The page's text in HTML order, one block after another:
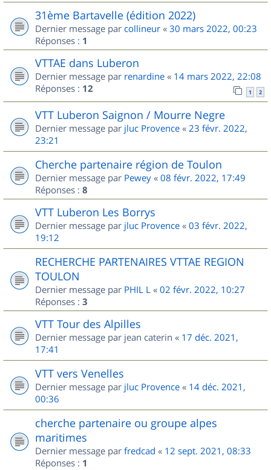
31ème Bartavelle (édition 2022)
Dernier message par collineur « 30 mars 2022, 00:23
Réponses : 1
VTTAE dans Luberon
Dernier message par renardine « 14 mars 2022, 22:08
Réponses : 12 1 2
VTT Luberon Saignon / Mourre Negre
Dernier message par jluc Provence « 23 févr. 2022,
23:21
Cherche partenaire région de Toulon
Dernier message par Pewey « 08 févr. 2022, 17:49
Réponses : 8
VTT Luberon Les Borrys
Dernier message par jluc Provence « 03 févr. 2022,
19:12
RECHERCHE PARTENAIRES VTTAE REGION
TOULON
Dernier message par PHIL L « 02 févr. 2022, 10:27
Réponses : 3
VTT Tour des Alpilles
Dernier message par jean caterin « 17 déc. 2021,
17:41
VTT vers Venelles
Dernier message par jluc Provence « 14 déc. 2021,
00:36
cherche partenaire ou groupe alpes
maritimes
Dernier message par fredcad « 12 sept. 2021, 08:33
Réponses : 1